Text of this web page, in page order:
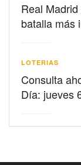
Real
batalla más
LOTERIAS
Consulta
Día: jueves